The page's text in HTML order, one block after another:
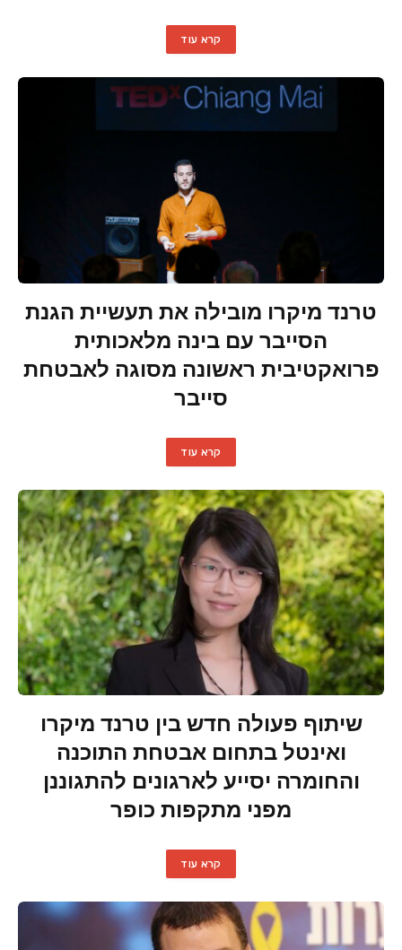
קרא עוד
טרנד מיקרו מובילה את תעשיית הגנת
הסייבר עם בינה מלאכותית
פרואקטיבית ראשונה מסוגה לאבטחת
סייבר
קרא עוד
שיתוף פעולה חדש בין טרנד מיקרו
ואינטל בתחום אבטחת התוכנה
והחומרה יסייע לארגונים להתגוננן
מפני מתקפות כופר
קרא עוד